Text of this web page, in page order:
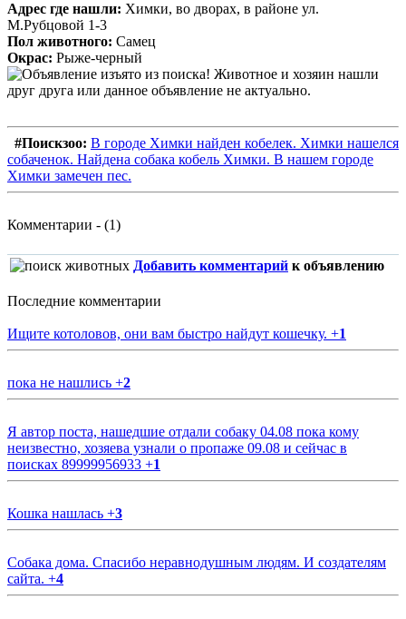
Адрес где нашли: Химки, во дворах, в районе ул.
М.Рубцовой 1-3
Пол животного: Самец
Окрас: Рыже-черный
#Поискзоо: В городе Химки найден кобелек. Химки нашелся
собаченок. Найдена собака кобель Химки. В нашем городе
Химки замечен пес.
Комментарии - (1)
Добавить комментарий к объявлению
Последние комментарии
Ищите котоловов, они вам быстро найдут кошечку. +1
пока не нашлись +2
Я автор поста, нашедшие отдали собаку 04.08 пока кому
неизвестно, хозяева узнали о пропаже 09.08 и сейчас в
поисках 89999956933 +1
Кошка нашлась +3
Собака дома. Спасибо неравнодушным людям. И создателям
сайта. +4